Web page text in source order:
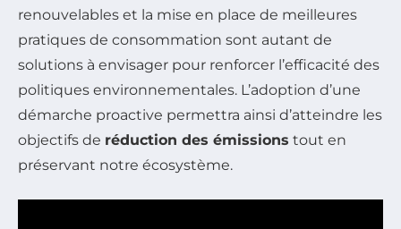
renouvelables et la mise en place de meilleures
pratiques de consommation sont autant de
solutions à envisager pour renforcer l’efficacité des
politiques environnementales. L’adoption d’une
démarche proactive permettra ainsi d’atteindre les
objectifs de réduction des émissions tout en
préservant notre écosystème.